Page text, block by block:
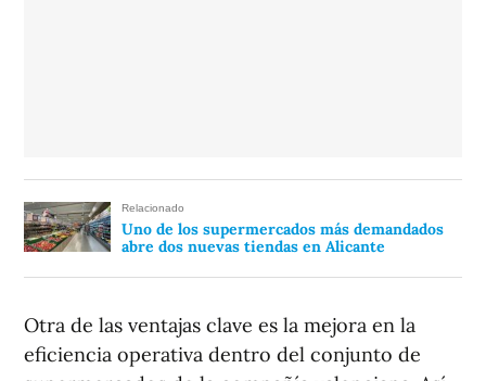
Relacionado
Uno de los supermercados más demandados
abre dos nuevas tiendas en Alicante
Otra de las ventajas clave es la mejora en la
eficiencia operativa dentro del conjunto de